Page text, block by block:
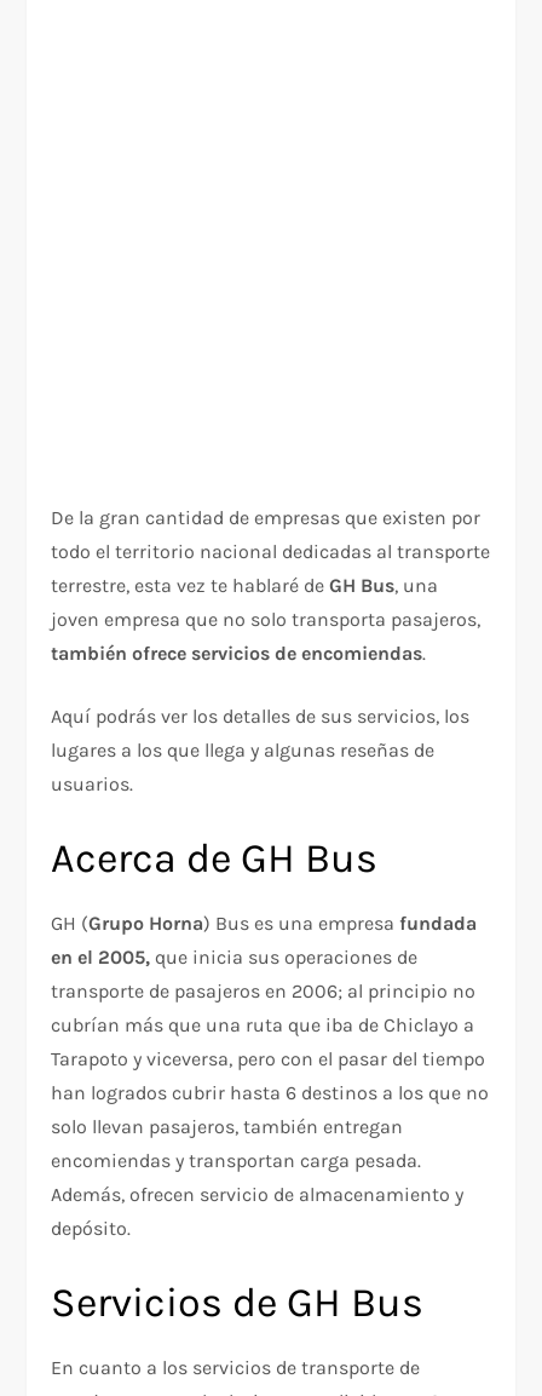
De la gran cantidad de empresas que existen por
todo el territorio nacional dedicadas al transporte
terrestre, esta vez te hablaré deGH Bus, una
joven empresa que no solo transporta pasajeros,
también ofrece servicios de encomiendas.
Aquí podrás ver los detalles de sus servicios, los
lugares a los que llega y algunas reseñas de
usuarios.
Acerca de GH Bus
GH (Grupo Horna) Bus es una empresafundada
en el 2005, que inicia sus operaciones de
transporte de pasajeros en 2006; al principio no
cubrían más que una ruta que iba de Chiclayo a
Tarapoto y viceversa, pero con el pasar del tiempo
han logrados cubrir hasta 6 destinos a los que no
solo llevan pasajeros, también entregan
encomiendas y transportan carga pesada.
Además, ofrecen servicio de almacenamiento y
depósito.
Servicios de GH Bus
En cuanto a los servicios de transporte de